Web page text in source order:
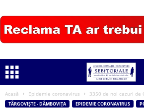
Acasă Epidemie coronavirus 3350 de noi cazuri de
TÂRGOVIȘTE - DÂMBOVIȚA EPIDEMIE CORONAVIRUS